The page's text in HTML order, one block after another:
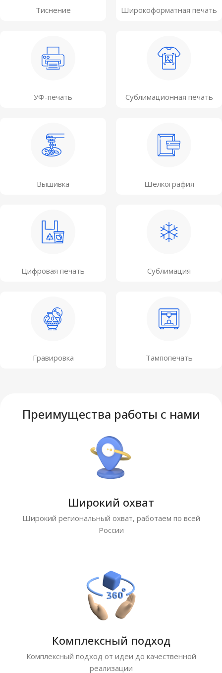
Тиснение Широкоформатная печать
УФ-печать Сублимационная печать
Вышивка Шелкография
Цифровая печать Сублимация
Гравировка Тампопечать
Преимущества работы с нами
Широкий охват
Широкий региональный охват, работаем по всей
России
Комплексный подход
Комплексный подход от идеи до качественной
реализации